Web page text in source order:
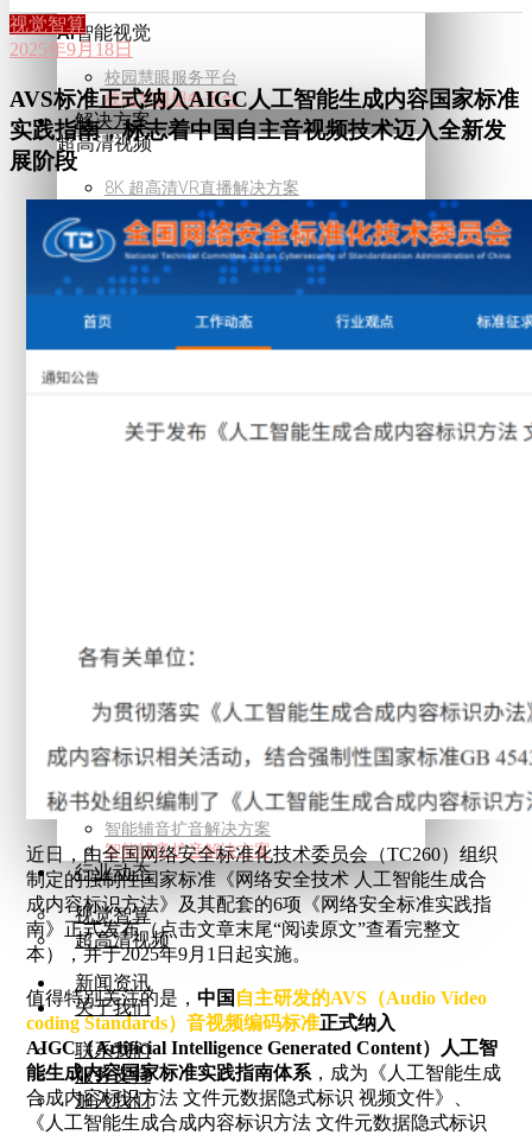
AI智能视觉
校园慧眼服务平台
校园慧眼服务平台
解决方案
超高清视频
8K 超高清VR直播解决方案
超高清智能信息发布解决方案
自由视角360°直播解决方案
8K 超高清VR直播解决方案
超高清智能信息发布解决方案
自由视角360°直播解决方案
公共安全
视频资源整合调度解决方案
视频监控安全防护能力管控方案
智慧交通监控解决方案
社区智慧管理解决方案
5G+8K屏控解决方案
智慧交通监控解决方案
智慧城管视觉中枢方案
智能辅音扩音解决方案
智能辅音扩音解决方案
行业动态
视觉智算
超高清视频
新闻资讯
关于我们
联系我们
服务支持
加入我们
视觉智算
2025年9月18日
AVS标准正式纳入AIGC人工智能生成内容国家标准
实践指南，标志着中国自主音视频技术迈入全新发
展阶段
近日，由全国网络安全标准化技术委员会（TC260）组织
制定的强制性国家标准《网络安全技术 人工智能生成合
成内容标识方法》及其配套的6项《网络安全标准实践指
南》正式发布（点击文章末尾“阅读原文”查看完整文
本），并于2025年9月1日起实施。
值得特别关注的是， 中国 自主研发的AVS（Audio Video
coding Standards）音视频编码标准正式纳入
AIGC（Artificial Intelligence Generated Content）人工智
能生成内容国家标准实践指南体系 ，成为《人工智能生成
合成内容标识方法 文件元数据隐式标识 视频文件》、
《人工智能生成合成内容标识方法 文件元数据隐式标识